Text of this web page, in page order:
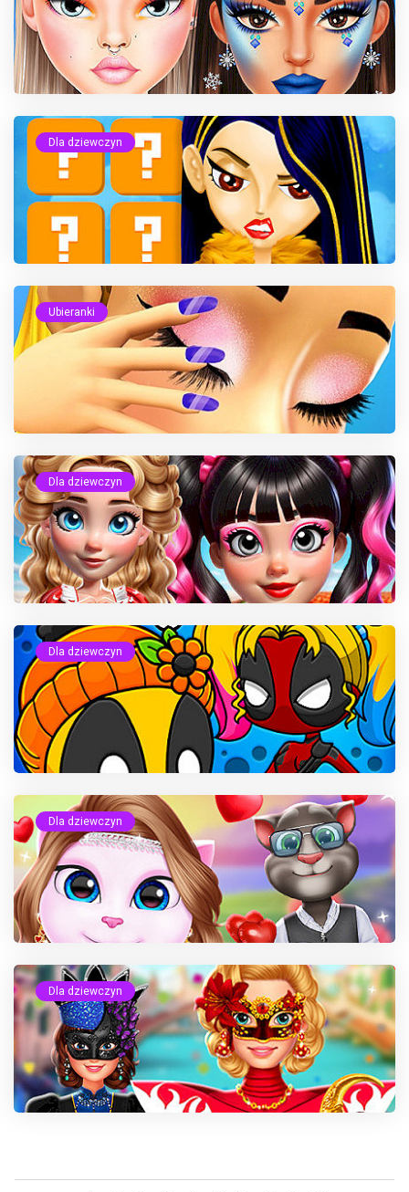
Dla dziewczyn
Ubieranki
Dla dziewczyn
Dla dziewczyn
Dla dziewczyn
Dla dziewczyn